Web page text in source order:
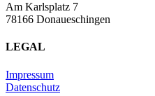
Am Karlsplatz 7
78166 Donaueschingen
LEGAL
Impressum
Datenschutz